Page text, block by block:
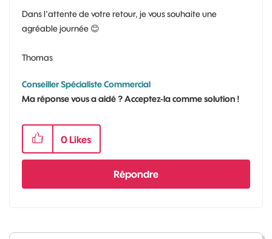
Dans l'attente de votre retour, je vous souhaite une
agréable journée 😊
Thomas
Conseiller Spécialiste Commercial
Ma réponse vous a aidé ? Acceptez-la comme solution !
0 Likes
Répondre